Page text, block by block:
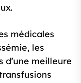
médicales
les
meilleure